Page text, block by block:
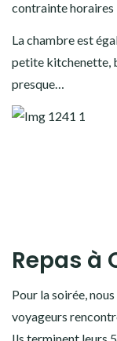
contrainte horaires
La chambre est
petite kitchenette,
presque…
Repas à
Pour la soirée,
voyageurs